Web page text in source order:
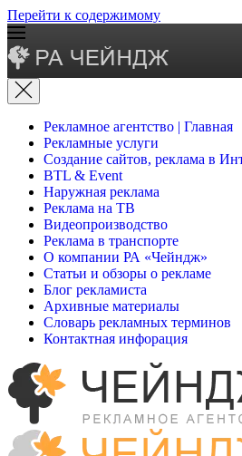
Перейти к содержимому
Рекламное агентство | Главная
Рекламные услуги
Создание сайтов, реклама в
BTL & Event
Наружная реклама
Реклама на ТВ
Видеопроизводство
Реклама в транспорте
О компании РА «Чейндж»
Статьи и обзоры о рекламе
Блог рекламиста
Архивные материалы
Словарь рекламных терминов
Контактная инфорация